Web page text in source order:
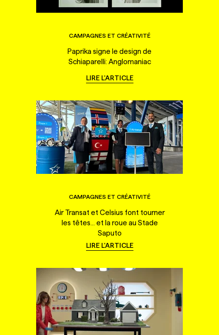
CAMPAGNES ET CRÉATIVITÉ
Paprika signe le design de
Schiaparelli: Anglomaniac
LIRE L'ARTICLE
CAMPAGNES ET CRÉATIVITÉ
Air Transat et Celsius font tourner
les têtes... et la roue au Stade
Saputo
LIRE L'ARTICLE